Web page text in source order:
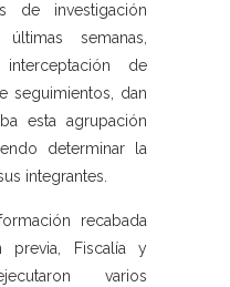
de investigación
semanas,
de
seguimientos, dan
esta agrupación
determinar la
integrantes.
recabada
previa, Fiscalía y
varios